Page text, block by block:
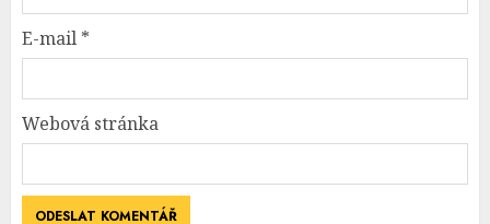
E-mail *
Webová stránka